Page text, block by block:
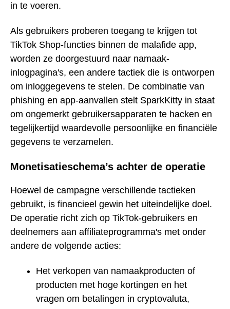
in te voeren.
Als gebruikers proberen toegang te krijgen tot
TikTok Shop-functies binnen de malafide app,
worden ze doorgestuurd naar namaak-
inlogpagina's, een andere tactiek die is ontworpen
om inloggegevens te stelen. De combinatie van
phishing en app-aanvallen stelt SparkKitty in staat
om ongemerkt gebruikersapparaten te hacken en
tegelijkertijd waardevolle persoonlijke en financiële
gegevens te verzamelen.
Monetisatieschema’s achter de operatie
Hoewel de campagne verschillende tactieken
gebruikt, is financieel gewin het uiteindelijke doel.
De operatie richt zich op TikTok-gebruikers en
deelnemers aan affiliateprogramma's met onder
andere de volgende acties:
Het verkopen van namaakproducten of
producten met hoge kortingen en het
vragen om betalingen in cryptovaluta,